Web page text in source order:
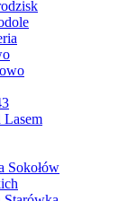
Lasem
Sokołów